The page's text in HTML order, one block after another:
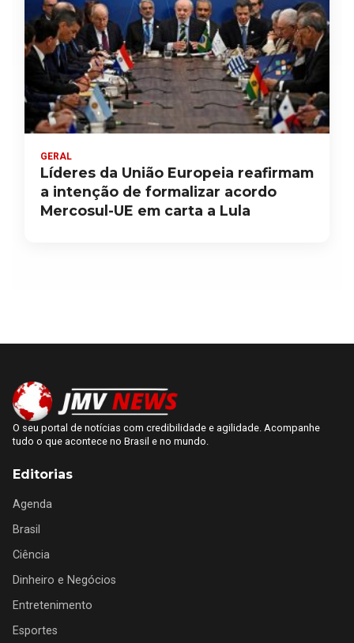
GERAL
Líderes da União Europeia reafirmam
a intenção de formalizar acordo
Mercosul-UE em carta a Lula
O seu portal de notícias com credibilidade e agilidade. Acompanhe
tudo o que acontece no Brasil e no mundo.
Editorias
Agenda
Brasil
Ciência
Dinheiro e Negócios
Entretenimento
Esportes